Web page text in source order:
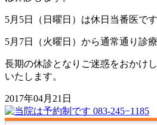
5月5日（日曜日）は休日当番医です
5月7日（火曜日）から通常通り診療
長期の休診となりご迷惑をおかけ
いたします。
2017年04月21日